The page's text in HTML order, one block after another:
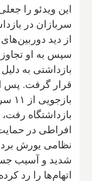
این ویدئو را
سربازان در
از دید
سپس به او
بازداشتی به
قرار گرفت. پس
بازداشتگاه
افراطی در
نظامی یورش
شدید و آسیب
اتهام‌ها را رد